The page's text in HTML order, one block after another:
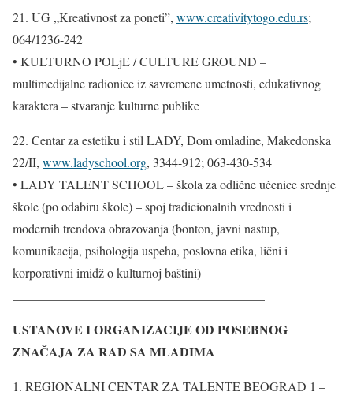
21. UG „Kreativnost za poneti”, www.creativitytogo.edu.rs;
064/1236-242
• KULTURNO POLjE / CULTURE GROUND –
multimedijalne radionice iz savremene umetnosti, edukativnog
karaktera – stvaranje kulturne publike
22. Centar za estetiku i stil LADY, Dom omladine, Makedonska
22/II, www.ladyschool.org, 3344-912; 063-430-534
• LADY TALENT SCHOOL – škola za odlične učenice srednje
škole (po odabiru škole) – spoj tradicionalnih vrednosti i
modernih trendova obrazovanja (bonton, javni nastup,
komunikacija, psihologija uspeha, poslovna etika, lični i
korporativni imidž o kulturnoj baštini)
USTANOVE I ORGANIZACIJE OD POSEBNOG
ZNAČAJA ZA RAD SA MLADIMA
1. REGIONALNI CENTAR ZA TALENTE BEOGRAD 1 –